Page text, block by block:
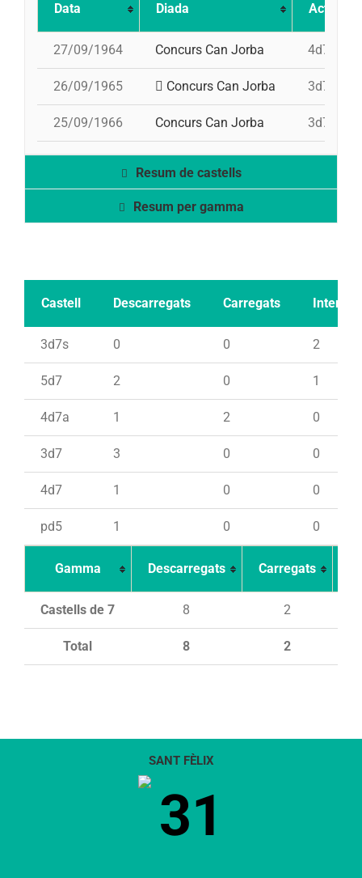
Data Diada Actuació
27/09/1964 Concurs Can Jorba 4d7,
26/09/1965 Concurs Can Jorba 3d7, i
25/09/1966 Concurs Can Jorba 3d7,
Resum de castells
Resum per gamma
Castell Descarregats Carregats Intents
3d7s 0 0 2
5d7 2 0 1
4d7a 1 2 0
3d7 3 0 0
4d7 1 0 0
pd5 1 0 0
Gamma Descarregats Carregats
Total 8 2
Castells de 7 8 2
SANT FÈLIX
31